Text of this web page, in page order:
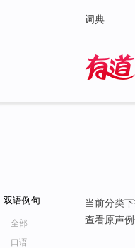
词典
双语例句
全部
口语
当前分类
查看原声